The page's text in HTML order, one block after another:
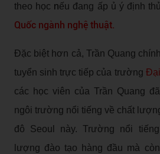
theo học nếu đang ấp ủ ý định
Quốc ngành nghệ thuật.
Đặc biệt hơn cả, Trần Quang
tuyển sinh trực tiếp của trường
các học viên của Trần Quang
ngôi trường nổi tiếng về chất
đô Seoul này. Trường nổi
lượng đào tạo hàng đầu mà